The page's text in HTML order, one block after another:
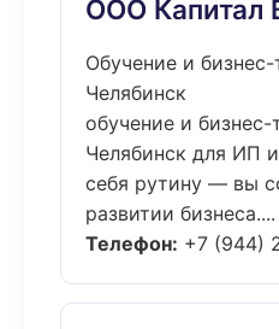
ООО Капитал
Обучение и бизнес-
Челябинск
обучение и бизнес-
Челябинск для ИП
себя рутину — вы
развитии бизнеса....
Телефон: +7 (944)